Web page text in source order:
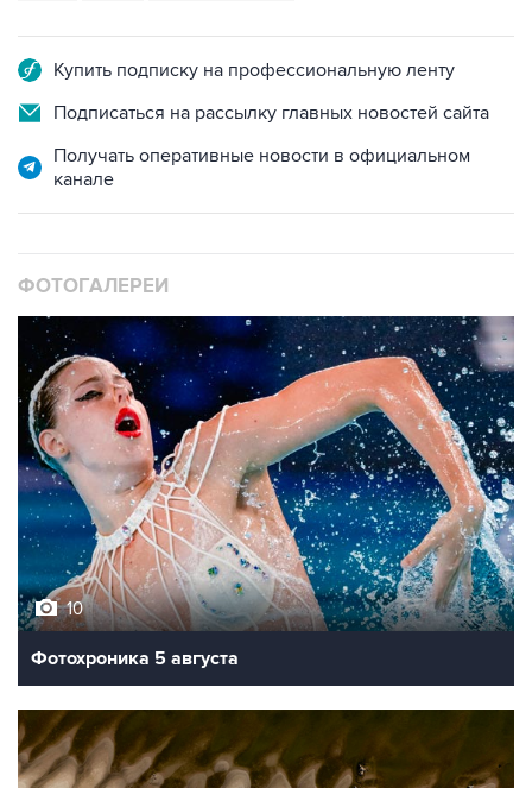
Купить подписку на профессиональную ленту
Подписаться на рассылку главных новостей сайта
Получать оперативные новости в официальном
канале
ФОТОГАЛЕРЕИ
10
Фотохроника 5 августа